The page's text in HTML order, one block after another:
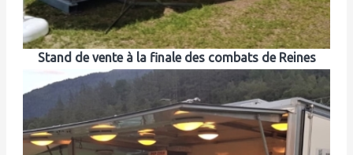
Stand de vente à la finale des combats de Reines